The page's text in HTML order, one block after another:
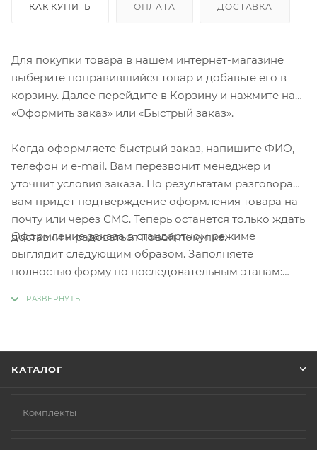
КАК КУПИТЬ ОПЛАТА ДОСТАВКА
Для покупки товара в нашем интернет-магазине
выберите понравившийся товар и добавьте его в
корзину. Далее перейдите в Корзину и нажмите на
«Оформить заказ» или «Быстрый заказ».
Когда оформляете быстрый заказ, напишите ФИО,
телефон и e-mail. Вам перезвонит менеджер и
уточнит условия заказа. По результатам разговора
вам придет подтверждение оформления товара на
почту или через СМС. Теперь останется только ждать
доставки и радоваться новой покупке.
Оформление заказа в стандартном режиме
выглядит следующим образом. Заполняете
полностью форму по последовательным этапам:
КАТАЛОГ
Комплекты